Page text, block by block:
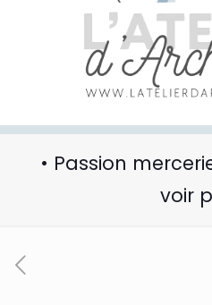
• Passion
voir